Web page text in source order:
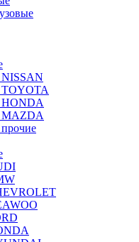
NISSAN
TOYOTA
HONDA
MAZDA